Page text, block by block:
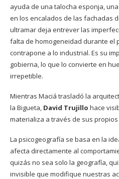
ayuda de una talocha esponja,
en los encalados de las fachadas
ultramar deja entrever las
falta de homogeneidad durante el
contrapone a lo industrial. Es su
gobierna, lo que lo convierte en
irrepetible.
Mientras Maciá trasladó la
la Bigueta, David Trujillo hace
materializa a través de sus propios
La psicogeografía se basa en la
afecta directamente al
quizás no sea solo la geografía,
invisible que modifique nuestras